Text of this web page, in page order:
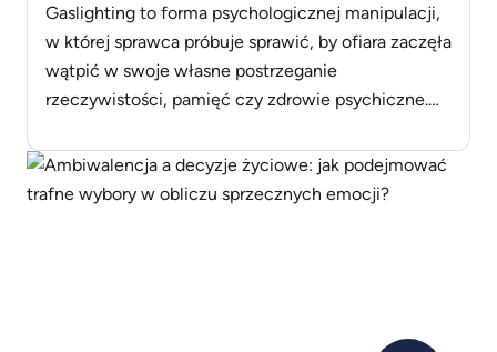
Gaslighting to forma psychologicznej manipulacji,
w której sprawca próbuje sprawić, by ofiara zaczęła
wątpić w swoje własne postrzeganie
rzeczywistości, pamięć czy zdrowie psychiczne.
zaprzeczanie wcześniejszym wydarzeniom,
umniejszanie uczuć ofiary, a także fałszowanie